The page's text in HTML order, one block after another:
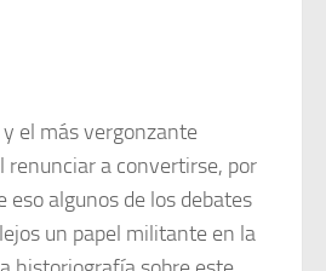
el más vergonzante
renunciar a convertirse, por
algunos de los debates
un papel militante en la